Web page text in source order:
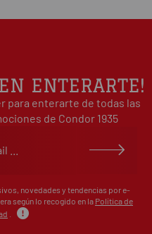
4
0%
estrellas
0%
1
estrellas 0%
ENTERARTE!
para enterarte de todas las
de Condor 1935
novedades y tendencias por e-
según lo recogido en la Política de